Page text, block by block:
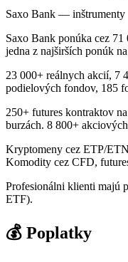
Saxo Bank — inštrumenty
Saxo Bank ponúka cez
jedna z najširších ponúk
23 000+ reálnych akcií, 7
podielových fondov, 185
250+ futures kontraktov
burzách. 8 800+
Kryptomeny cez ETP/
Komodity cez CFD,
Profesionálni klienti majú
ETF).
💰 Poplatky